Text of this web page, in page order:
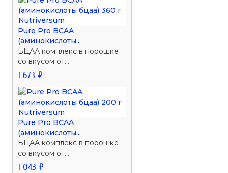
Pure Pro BCAA
(аминокислоты...
БЦАА комплекс в порошке
со вкусом от...
1 673 ₽
Pure Pro BCAA
(аминокислоты...
БЦАА комплекс в порошке
со вкусом от...
1 043 ₽